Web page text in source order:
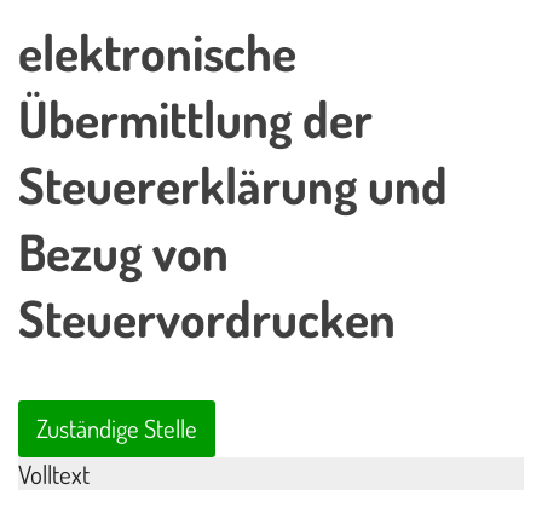
elektronische
Übermittlung der
Steuererklärung und
Bezug von
Steuervordrucken
Zuständige Stelle
Volltext